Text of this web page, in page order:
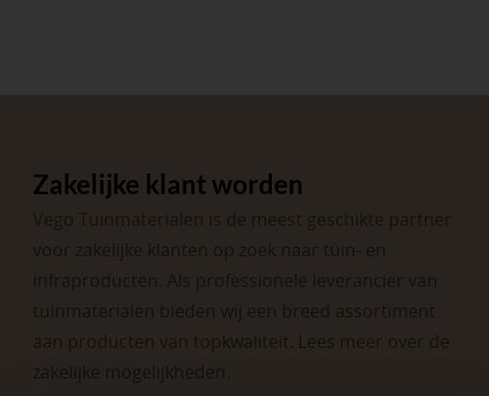
Zakelijke klant worden
Vego Tuinmaterialen is de meest geschikte partner
voor zakelijke klanten op zoek naar tuin- en
infraproducten. Als professionele leverancier van
tuinmaterialen bieden wij een breed assortiment
aan producten van topkwaliteit. Lees meer over de
zakelijke mogelijkheden